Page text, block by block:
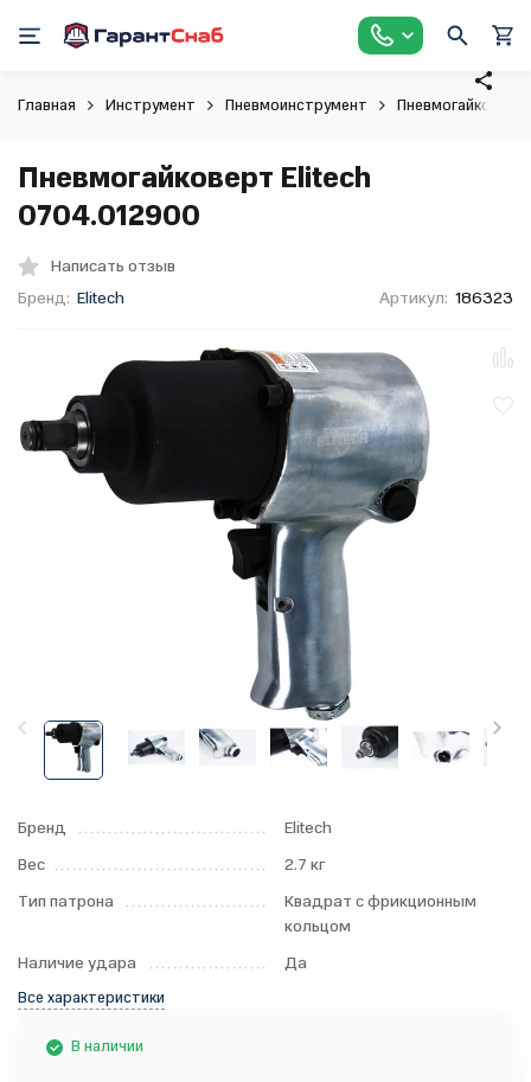
Главная Инструмент Пневмоинструмент Пневмогайковерт
Пневмогайковерт Elitech
0704.012900
Написать отзыв
Бренд: Elitech Артикул: 186323
Бренд
Elitech
Вес
2.7 кг
Тип патрона
Квадрат с фрикционным
кольцом
Наличие удара
Да
Все характеристики
В наличии